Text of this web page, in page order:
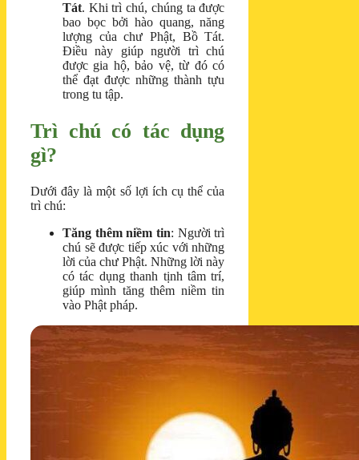
Tát. Khi trì chú, chúng ta được
bao bọc bởi hào quang, năng
lượng của chư Phật, Bồ Tát.
Điều này giúp người trì chú
được gia hộ, bảo vệ, từ đó có
thể đạt được những thành tựu
trong tu tập.
Trì chú có tác dụng
gì?
Dưới đây là một số lợi ích cụ thể của
trì chú:
Tăng thêm niềm tin: Người trì
chú sẽ được tiếp xúc với những
lời của chư Phật. Những lời này
có tác dụng thanh tịnh tâm trí,
giúp mình tăng thêm niềm tin
vào Phật pháp.